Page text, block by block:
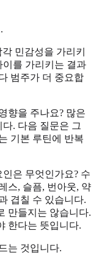
민감성을 가리키
이를 가리키는 결과
범주가 더 중요합
향을 주나요? 많은
. 다음 질문은 그
기본 루틴에 반복
은 무엇인가요? 수
스, 슬픔, 번아웃, 약
겹칠 수 있습니다.
만들지는 않습니다.
한다는 뜻입니다.
는 것입니다.